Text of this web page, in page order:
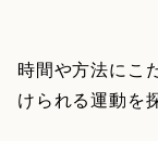
時間や方法にこ
けられる運動を